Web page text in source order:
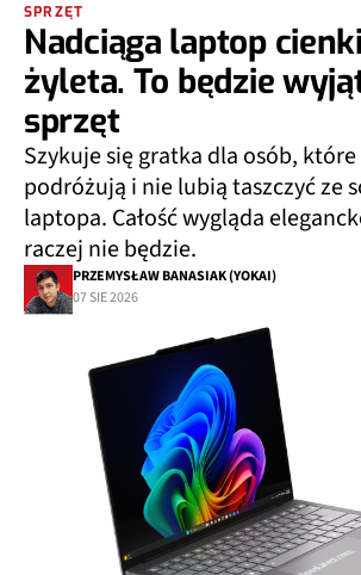
SPRZĘT
Nadciąga laptop
żyleta. To będzie
sprzęt
Szykuje się gratka dla osób,
podróżują i nie lubią taszczyć ze
laptopa. Całość wygląda
raczej nie będzie.
PRZEMYSŁAW BANASIAK (YOKAI)
07 SIE 2026